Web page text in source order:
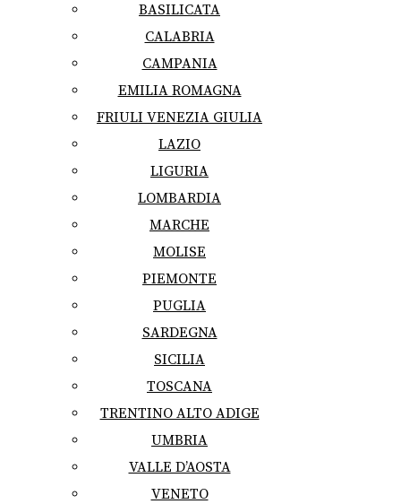
BASILICATA
CALABRIA
CAMPANIA
EMILIA ROMAGNA
FRIULI VENEZIA GIULIA
LAZIO
LIGURIA
LOMBARDIA
MARCHE
MOLISE
PIEMONTE
PUGLIA
SARDEGNA
SICILIA
TOSCANA
TRENTINO ALTO ADIGE
UMBRIA
VALLE D’AOSTA
VENETO